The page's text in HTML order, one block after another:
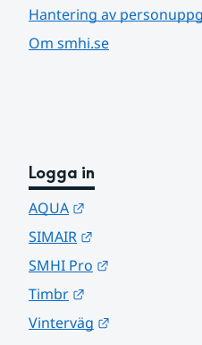
Hantering av
Om smhi.se
Logga in
AQUA
SIMAIR
SMHI Pro
Timbr
Vinterväg